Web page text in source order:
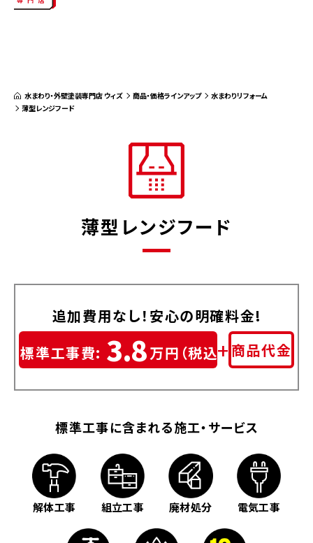
水まわり・外壁塗装専門店 ウィズ 商品・価格ラインアップ
水まわりリフォーム
薄型レンジフード
薄型レンジフード
追加費用なし！安心の明確料金!
標準工事費: 3.8万円（税込）
+ 商品代金
標準工事に含まれる施工・サービス
解体工事 組立工事 廃材処分 電気工事